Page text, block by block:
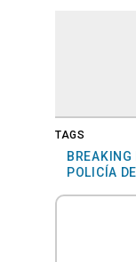
TAGS
BREAKING
POLICÍA